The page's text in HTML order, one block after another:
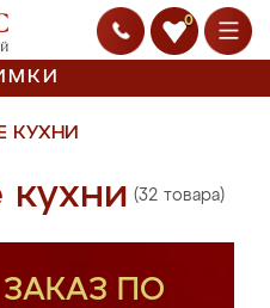
0
КУХНИ
кухни (32 товара)
ПО